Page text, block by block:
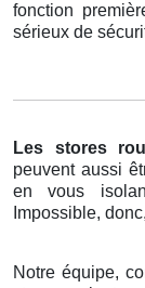
fonction
sérieux de
Les stores
peuvent aussi
en vous
Impossible,
Notre équipe,